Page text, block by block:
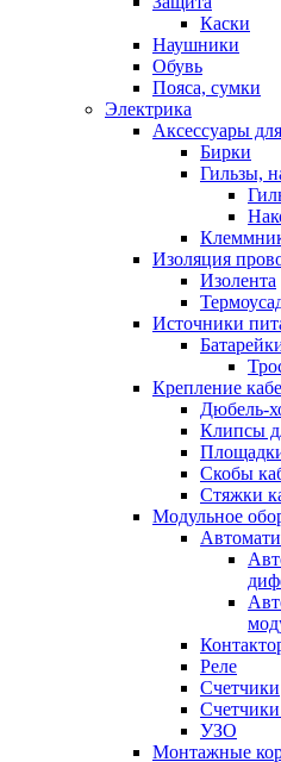
Каски
Наушники
Обувь
Пояса, сумки
Электрика
Аксессуары
Бирки
Гильзы,
Изоляция
Изолента
Источники
Крепление
Дюбель-
Клипсы
Скобы
Стяжки
Модульное
Реле
Счетчики
Счетчики
УЗО
Монтажные